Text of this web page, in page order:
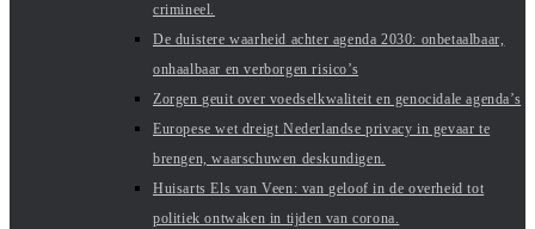
crimineel.
De duistere waarheid achter agenda 2030: onbetaalbaar,
onhaalbaar en verborgen risico’s
Zorgen geuit over voedselkwaliteit en genocidale agenda’s
Europese wet dreigt Nederlandse privacy in gevaar te
brengen, waarschuwen deskundigen.
Huisarts Els van Veen: van geloof in de overheid tot
politiek ontwaken in tijden van corona.